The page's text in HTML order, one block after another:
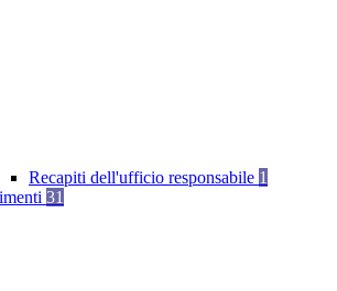
Recapiti dell'ufficio responsabile 1
31